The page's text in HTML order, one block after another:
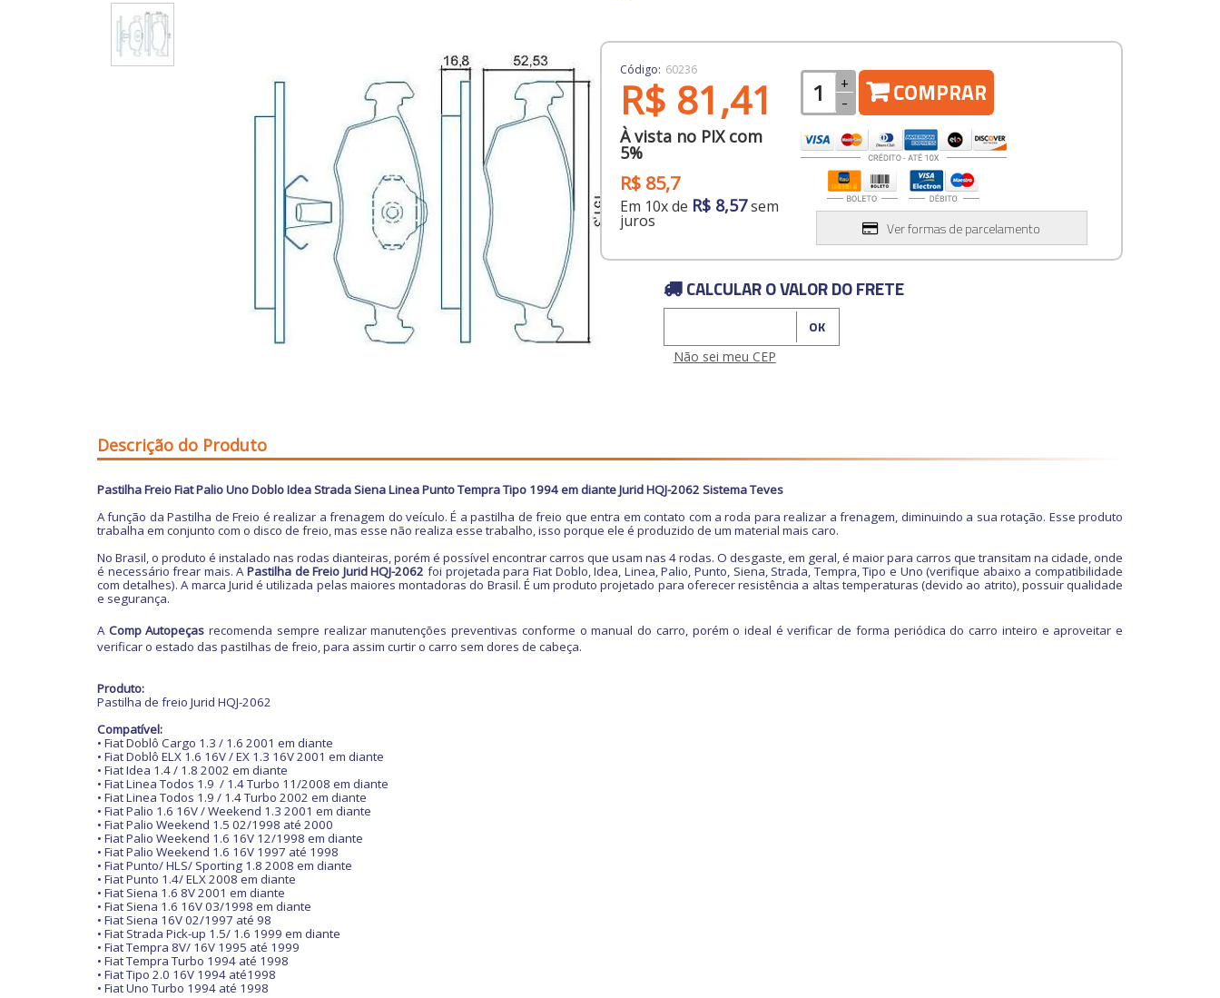
Código: 60236
R$ 81,41
À vista no PIX com
5%
R$ 85,7
Em 10x de R$ 8,57sem
juros
+
-
COMPRAR
Ver formas de parcelamento
CALCULAR O VALOR DO FRETE
Não sei meu CEP
Descrição do Produto
Pastilha Freio Fiat Palio Uno Doblo Idea Strada Siena Linea Punto Tempra Tipo 1994 em diante Jurid HQJ-2062 Sistema Teves
A função da Pastilha de Freio é realizar a frenagem do veículo. É a pastilha de freio que entra em contato com a roda para realizar a frenagem, diminuindo a sua rotação. Esse produto
trabalha em conjunto com o disco de freio, mas esse não realiza esse trabalho, isso porque ele é produzido de um material mais caro.
No Brasil, o produto é instalado nas rodas dianteiras, porém é possível encontrar carros que usam nas 4 rodas. O desgaste, em geral, é maior para carros que transitam na cidade, onde
é necessário frear mais.APastilha de Freio JuridHQJ-2062 foi projetada para Fiat Doblo, Idea, Linea, Palio, Punto, Siena, Strada, Tempra, Tipo e Uno (verifique abaixo a compatibilidade
com detalhes). A marca Jurid é utilizada pelas maiores montadoras do Brasil. É um produto projetado para oferecer resistência a altas temperaturas (devido ao atrito), possuir qualidade
e segurança.
A Comp Autopeças recomenda sempre realizar manutenções preventivas conforme o manual do carro, porém o ideal é verificar de forma periódica do carro inteiro e aproveitar e
verificar o estado das pastilhas de freio, para assim curtir o carro sem dores de cabeça.
Produto:
Pastilha de freio Jurid HQJ-2062
Compatível:
• Fiat Doblô Cargo 1.3 / 1.6 2001 em diante
• Fiat Doblô ELX 1.6 16V / EX 1.3 16V 2001 em diante
• Fiat Idea 1.4 / 1.8 2002 em diante
• Fiat Linea Todos 1.9 / 1.4 Turbo 11/2008 em diante
• Fiat Linea Todos 1.9 / 1.4 Turbo 2002 em diante
• Fiat Palio 1.6 16V / Weekend 1.3 2001 em diante
• Fiat Palio Weekend 1.5 02/1998 até 2000
• Fiat Palio Weekend 1.6 16V 12/1998 em diante
• Fiat Palio Weekend 1.6 16V 1997 até 1998
• Fiat Punto/ HLS/ Sporting 1.8 2008 em diante
• Fiat Punto 1.4/ ELX 2008 em diante
• Fiat Siena 1.6 8V 2001 em diante
• Fiat Siena 1.6 16V 03/1998 em diante
• Fiat Siena 16V 02/1997 até 98
• Fiat Strada Pick-up 1.5/ 1.6 1999 em diante
• Fiat Tempra 8V/ 16V 1995 até 1999
• Fiat Tempra Turbo 1994 até 1998
• Fiat Tipo 2.0 16V 1994 até1998
• Fiat Uno Turbo 1994 até 1998